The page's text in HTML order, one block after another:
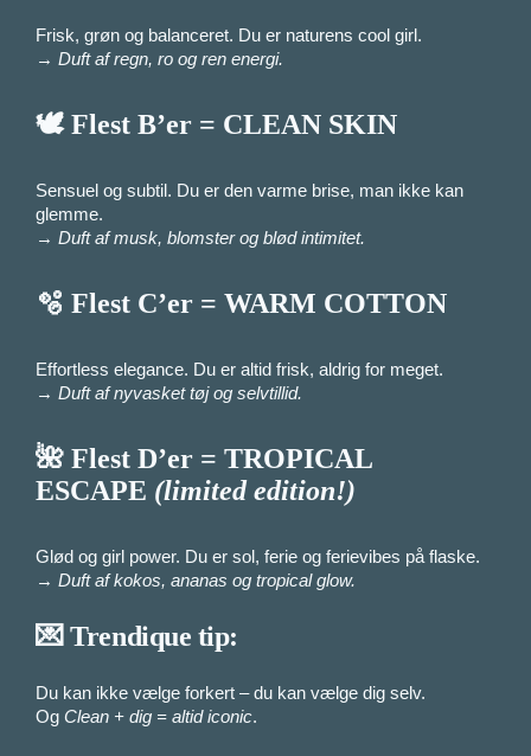
Frisk, grøn og balanceret. Du er naturens cool girl.
→Duft af regn, ro og ren energi.
🕊️ Flest B’er = CLEAN SKIN
Sensuel og subtil. Du er den varme brise, man ikke kan
glemme.
→Duft af musk, blomster og blød intimitet.
🫧 Flest C’er =WARM COTTON
Effortless elegance. Du er altid frisk, aldrig for meget.
→Duft af nyvasket tøj og selvtillid.
🌺 Flest D’er =TROPICAL
ESCAPE (limited edition!)
Glød og girl power. Du er sol, ferie og ferievibes på flaske.
→Duft af kokos, ananas og tropical glow.
💌 Trendique tip:
Du kan ikke vælge forkert – du kan vælge dig selv.
OgClean + dig = altid iconic.